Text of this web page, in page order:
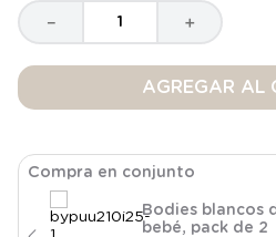
＋
－
AGREGAR AL
Compra en conjunto
Bodies blancos
bebé, pack de 2